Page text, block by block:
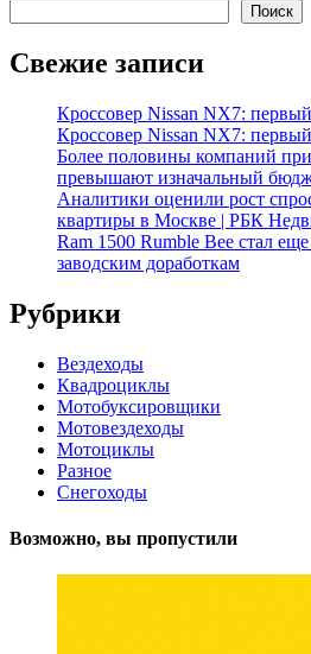
Поиск
Свежие записи
Кроссовер Nissan NX7:
Кроссовер Nissan NX7:
Более половины компаний
превышают изначальный
Аналитики оценили рост
квартиры в Москве | РБК
Ram 1500 Rumble Bee стал еще
заводским доработкам
Рубрики
Вездеходы
Квадроциклы
Мотобуксировщики
Мотовездеходы
Мотоциклы
Разное
Снегоходы
Возможно, вы пропустили